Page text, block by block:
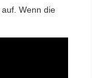
auf. Wenn die